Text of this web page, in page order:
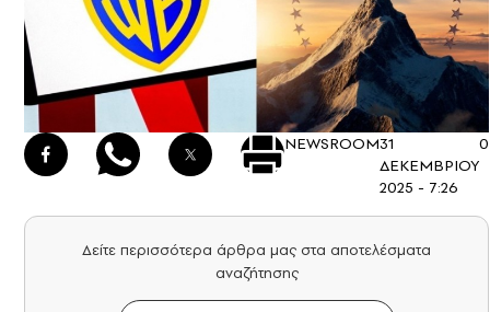
NEWSROOM31
ΔΕΚΕΜΒΡΙΟΥ
2025 - 7:26
0
Δείτε περισσότερα άρθρα μας στα αποτελέσματα
αναζήτησης